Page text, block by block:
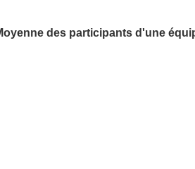
des participants d'une